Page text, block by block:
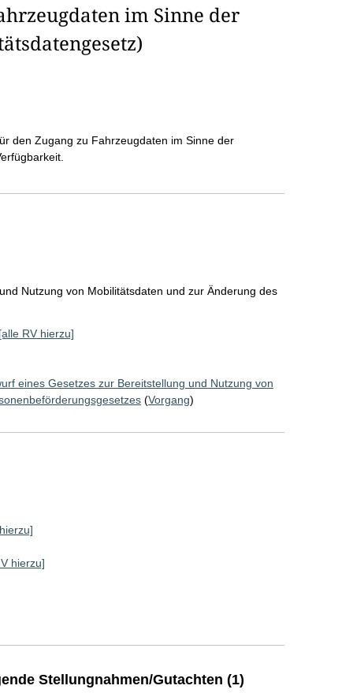
im Sinne der
den Zugang zu Fahrzeugdaten im Sinne der
Nutzung von Mobilitätsdaten und zur Änderung des
RV hierzu]
eines Gesetzes zur Bereitstellung und Nutzung von
(Vorgang)
hierzu]
Stellungnahmen/Gutachten (1)